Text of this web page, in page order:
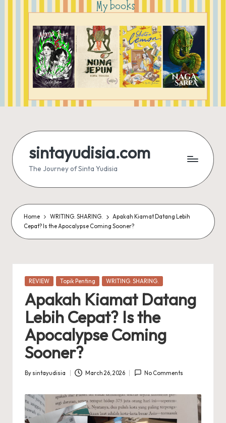
sintayudisia.com
The Journey of Sinta Yudisia
Home WRITING. SHARING.
Apakah Kiamat Datang Lebih
Cepat? Is the Apocalypse Coming Sooner?
Posted
REVIEW Topik Penting WRITING. SHARING.
Apakah Kiamat Datang
Lebih Cepat? Is the
Apocalypse Coming
Sooner?
Posted
By sintayudisia March 26, 2026 No Comments